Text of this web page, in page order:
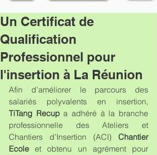
Un Certificat de
Qualification
Professionnel pour
l'insertion à La Réunion
Afin d’améliorer le parcours des
TiTang Recup a adhéré à la branche
professionnelle des Ateliers et
Chantiers d’Insertion (ACI) Chantier
Ecole et obtenu un agrément pour